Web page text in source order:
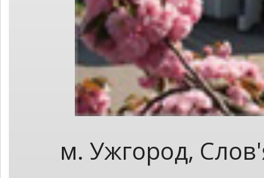
м. Ужгород,